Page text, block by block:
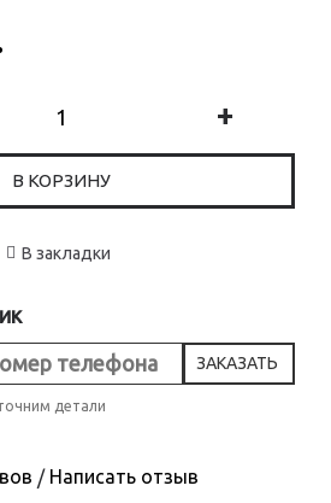
+
В КОРЗИНУ
В закладки
ЗАКАЗАТЬ
детали
/ Написать отзыв